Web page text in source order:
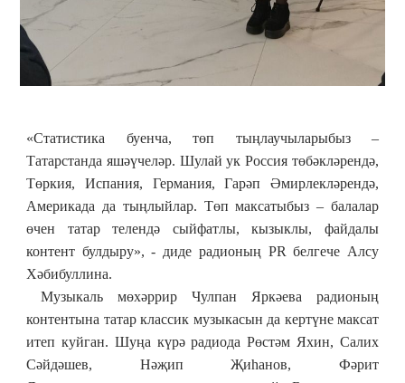
«Статистика буенча, төп тыңлаучыларыбыз –
Татарстанда яшәүчеләр. Шулай ук Россия төбәкләрендә,
Төркия, Испания, Германия, Гарәп Әмирлекләрендә,
Америкада да тыңлыйлар. Төп максатыбыз – балалар
өчен татар телендә сыйфатлы, кызыклы, файдалы
контент булдыру», - диде радионың PR белгече Алсу
Хәбибуллина.
Музыкаль мөхәррир Чулпан Яркәева
радионың
контентына татар классик музыкасын да кертүне максат
итеп куйган. Шуңа күрә радиодаРөстәм Яхин, Салих
Сәйдәшев, Нәҗип Җиһанов, Фәрит